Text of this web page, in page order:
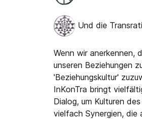
Und die
Wenn wir anerkennen,
unseren Beziehungen
'Beziehungskultur'
InKonTra bringt
Dialog, um Kulturen
vielfach Synergien, die